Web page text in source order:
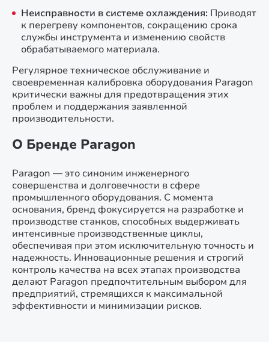
Неисправности в системе охлаждения: Приводят
к перегреву компонентов, сокращению срока
службы инструмента и изменению свойств
обрабатываемого материала.
Регулярное техническое обслуживание и
своевременная калибровка оборудования Paragon
критически важны для предотвращения этих
проблем и поддержания заявленной
производительности.
О Бренде Paragon
Paragon — это синоним инженерного
совершенства и долговечности в сфере
промышленного оборудования. С момента
основания, бренд фокусируется на разработке и
производстве станков, способных выдерживать
интенсивные производственные циклы,
обеспечивая при этом исключительную точность и
надежность. Инновационные решения и строгий
контроль качества на всех этапах производства
делают Paragon предпочтительным выбором для
предприятий, стремящихся к максимальной
эффективности и минимизации рисков.